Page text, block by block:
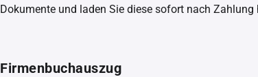
Dokumente und laden Sie diese sofort nach Zahlung
Firmenbuchauszug